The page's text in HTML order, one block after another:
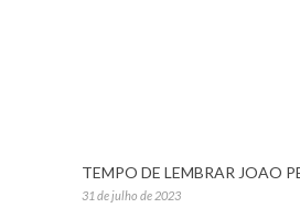
TEMPO DE LEMBRAR JOAO
31 de julho de 2023